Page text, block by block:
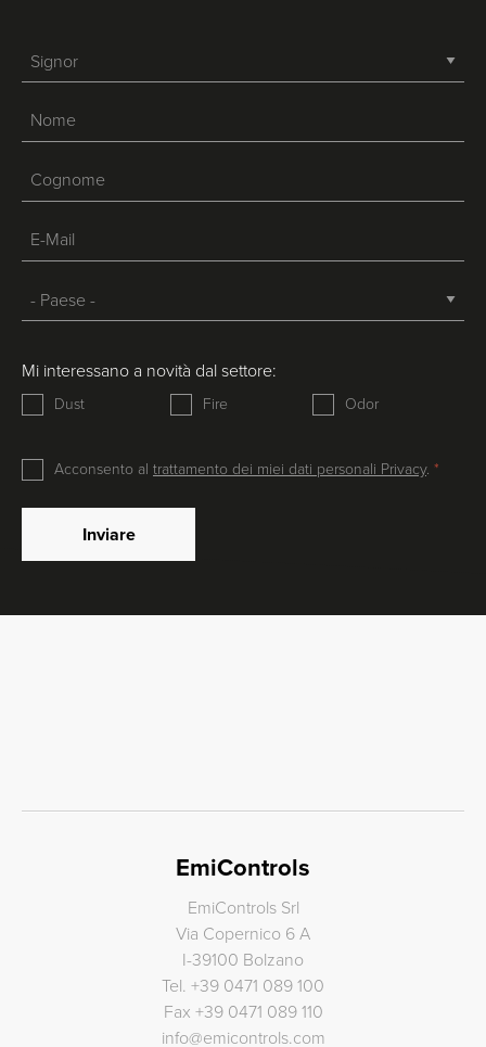
Mi interessano a novità dal settore:
Dust Fire Odor
Acconsento al trattamento dei miei dati personali Privacy.
Inviare
EmiControls
EmiControls Srl
Via Copernico 6 A
I-39100 Bolzano
Tel. +39 0471 089 100
Fax +39 0471 089 110
info@emicontrols.com